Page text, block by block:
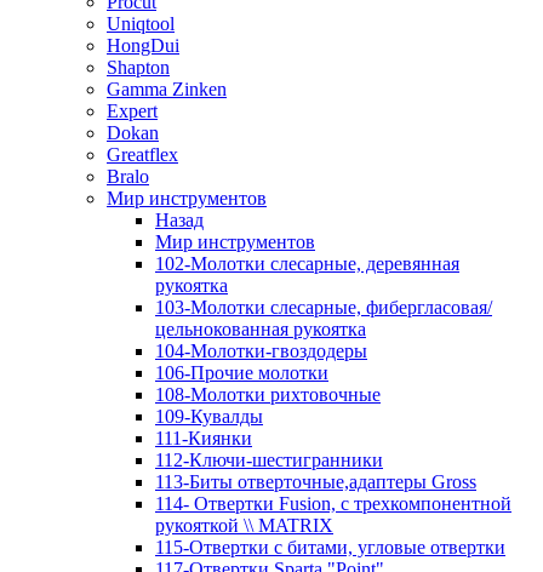
Uniqtool
HongDui
Shapton
Gamma Zinken
Expert
Dokan
Greatflex
Bralo
Мир инструментов
Назад
Мир инструментов
102-Молотки слесарные, деревянная
рукоятка
103-Молотки слесарные, фибергласовая/
цельнокованная рукоятка
104-Молотки-гвоздодеры
106-Прочие молотки
108-Молотки рихтовочные
109-Кувалды
111-Киянки
112-Ключи-шестигранники
113-Биты отверточные,адаптеры Gross
114- Отвертки Fusion, c трехкомпонентной
рукояткой \\ MATRIX
115-Отвертки с битами, угловые отвертки